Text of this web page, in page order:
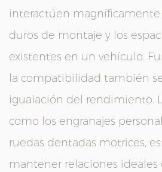
interactúen
duros de montaje y los
existentes en un vehículo.
la compatibilidad también
igualación del rendimiento.
como los engranajes
ruedas dentadas motrices,
mantener relaciones